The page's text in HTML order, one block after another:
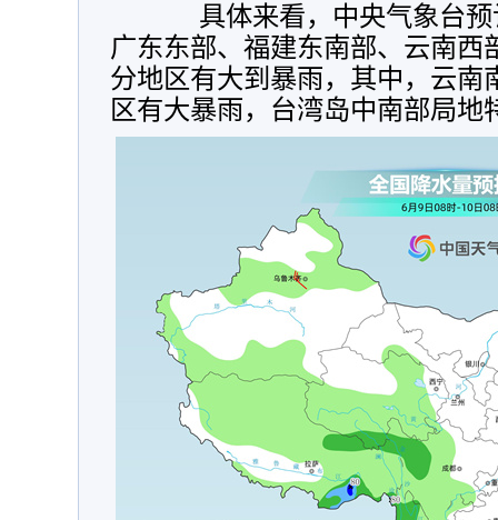
具体来看，中央气象台预
广东东部、福建东南部、云南西
分地区有大到暴雨，其中，云南
区有大暴雨，台湾岛中南部局地